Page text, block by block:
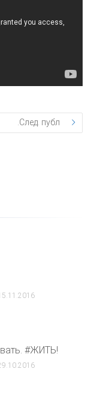
След. публ.
#ЖИТЬ!